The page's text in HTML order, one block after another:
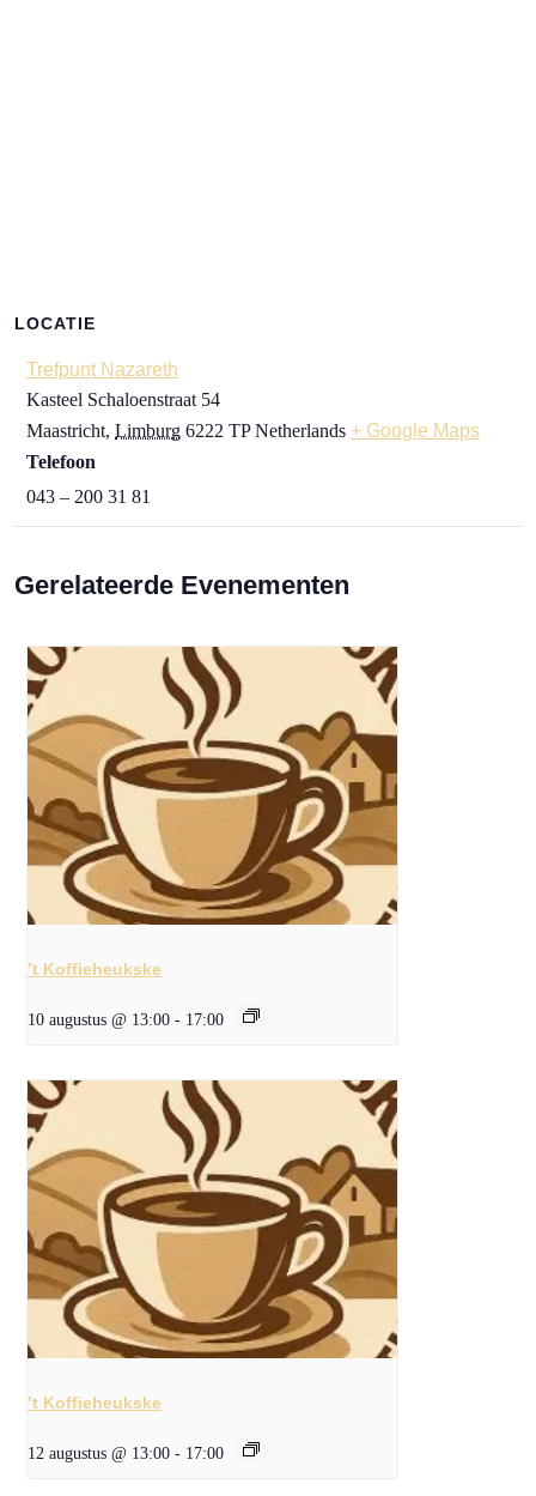
LOCATIE
Trefpunt Nazareth
Kasteel Schaloenstraat 54
Maastricht, Limburg 6222 TP Netherlands + Google Maps
Telefoon
043 – 200 31 81
Gerelateerde Evenementen
’t Koffieheukske
10 augustus @ 13:00 - 17:00
’t Koffieheukske
12 augustus @ 13:00 - 17:00